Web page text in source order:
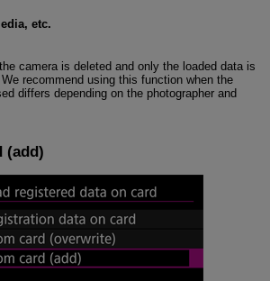
etc.
camera is deleted and only the loaded data is
recommend using this function when the
differs depending on the photographer and
(add)